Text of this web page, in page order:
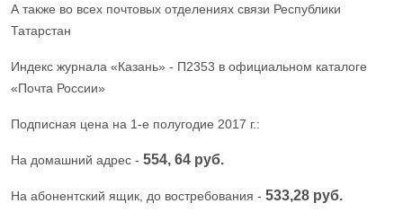
А также во всех почтовых отделениях связи Республики
Татарстан
Индекс журнала «Казань» - П2353 в официальном каталоге
«Почта России»
Подписная цена на 1-е полугодие 2017 г.:
На домашний адрес - 554, 64 руб.
На абонентский ящик, до востребования - 533,28 руб.